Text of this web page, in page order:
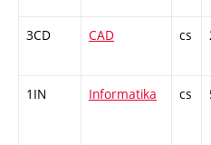
3CD CAD cs
1IN Informatika cs